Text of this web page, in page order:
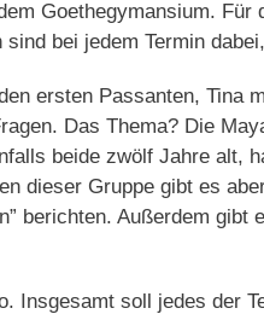
Goethegymansium.
bei jedem Termin
ersten Passanten, Tina
Das Thema? Die
beide zwölf Jahre alt,
dieser Gruppe gibt es
berichten. Außerdem
Insgesamt soll jedes der